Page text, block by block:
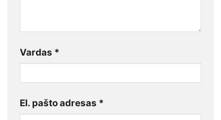
Vardas *
El. pašto adresas *